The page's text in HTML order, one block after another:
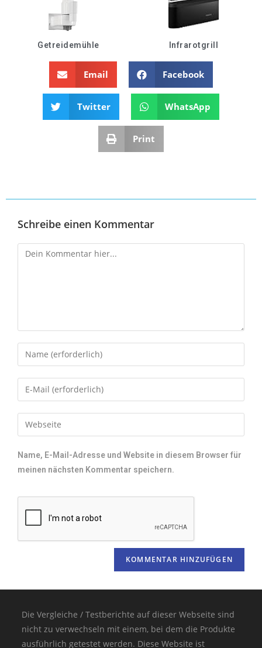
Getreidemühle Infrarotgrill
Email Facebook
Twitter WhatsApp
Print
Schreibe einen Kommentar
Name, E-Mail-Adresse und Website in diesem Browser für
meinen nächsten Kommentar speichern.
Die Vergleiche / Testberichte auf dieser Webseite sind
nicht zu verwechseln mit einem, bei dem die Produkte
ausführlich getestet werden. Diese Website ist